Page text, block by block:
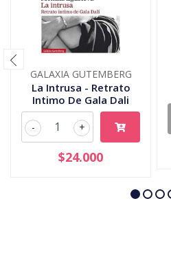
GALAXIA GUTEMBERG
La Intrusa - Retrato
Intimo De Gala Dali
+
-
$24.000